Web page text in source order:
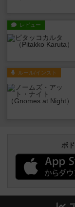
レビュー
ルール/インスト
ボ